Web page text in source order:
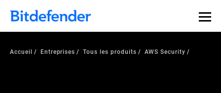
Accueil Entreprises Tous les produits AWS Security